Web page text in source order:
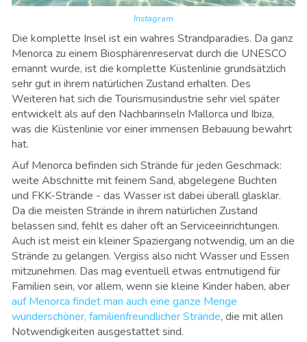
Instagram
Die komplette Insel ist ein wahres Strandparadies. Da ganz
Menorca zu einem Biosphärenreservat durch die UNESCO
ernannt wurde, ist die komplette Küstenlinie grundsätzlich
sehr gut in ihrem natürlichen Zustand erhalten. Des
Weiteren hat sich die Tourismusindustrie sehr viel später
entwickelt als auf den Nachbarinseln Mallorca und Ibiza,
was die Küstenlinie vor einer immensen Bebauung bewahrt
hat.
Auf Menorca befinden sich Strände für jeden Geschmack:
weite Abschnitte mit feinem Sand, abgelegene Buchten
und FKK-Strände - das Wasser ist dabei überall glasklar.
Da die meisten Strände in ihrem natürlichen Zustand
belassen sind, fehlt es daher oft an Serviceeinrichtungen.
Auch ist meist ein kleiner Spaziergang notwendig, um an die
Strände zu gelangen. Vergiss also nicht Wasser und Essen
mitzunehmen. Das mag eventuell etwas entmutigend für
Familien sein, vor allem, wenn sie kleine Kinder haben, aber
auf Menorca findet man auch eine ganze Menge
wunderschöner, familienfreundlicher Strände, die mit allen
Notwendigkeiten ausgestattet sind.